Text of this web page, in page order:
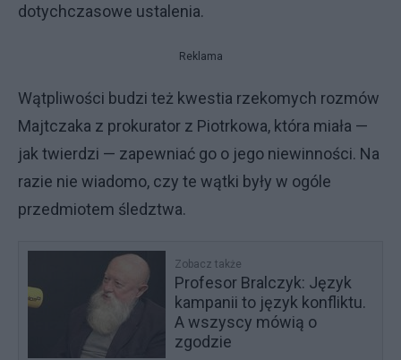
dotychczasowe ustalenia.
Reklama
Wątpliwości budzi też kwestia rzekomych rozmów
Majtczaka z prokurator z Piotrkowa, która miała —
jak twierdzi — zapewniać go o jego niewinności. Na
razie nie wiadomo, czy te wątki były w ogóle
przedmiotem śledztwa.
Zobacz także
Profesor Bralczyk: Język
kampanii to język konfliktu.
A wszyscy mówią o
zgodzie